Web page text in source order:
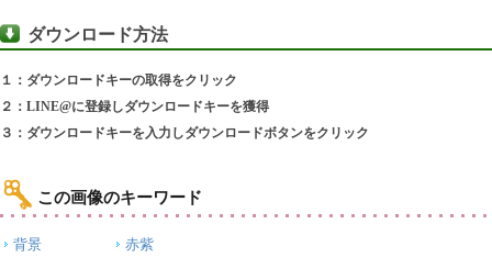
ダウンロード方法
１：ダウンロードキーの取得をクリック
２：LINE@に登録しダウンロードキーを獲得
３：ダウンロードキーを入力しダウンロードボタンをクリック
この画像のキーワード
背景 赤紫